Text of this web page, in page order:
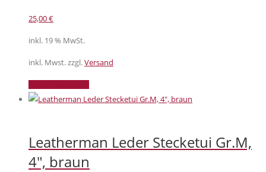
25,00€
inkl. 19 % MwSt.
inkl. Mwst. zzgl.Versand
Leatherman Leder Stecketui Gr.M,
4″, braun